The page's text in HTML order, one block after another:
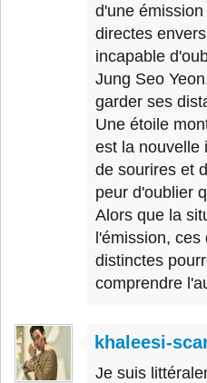
d'une
directes
incapable
Jung Seo
garder ses
Une étoile
est la nouvelle
de sourires et
peur d'oublier
Alors que la
l'émission,
distinctes
comprendre
khaleesi-
Je suis